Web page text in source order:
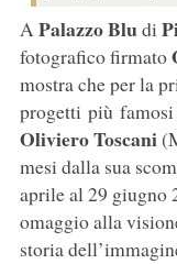
APalazzo Bludi
fotografico firmato
mostra che per la
progetti più famosi
OlivieroToscani
mesi dalla sua
aprile al 29 giugno
omaggio alla
storia